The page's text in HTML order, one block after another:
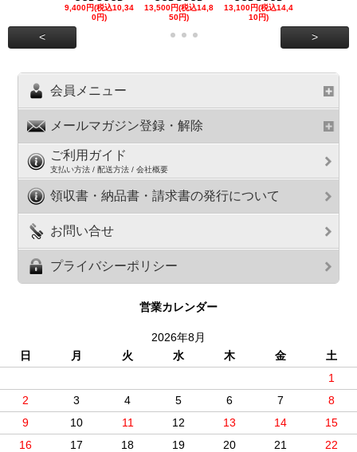
9,400円(税込10,34
0円)
13,500円(税込14,8
50円)
13,100円(税込14,4
10円)
< >
会員メニュー
メールマガジン登録・解除
ご利用ガイド
支払い方法 / 配送方法 / 会社概要
領収書・納品書・請求書の発行について
お問い合せ
プライバシーポリシー
営業カレンダー
2026年8月
日
月 火 水 木 金
土
1
2
3 4 5 6 7
8
9
10 11 12 13 14
15
16
17 18 19 20 21
22